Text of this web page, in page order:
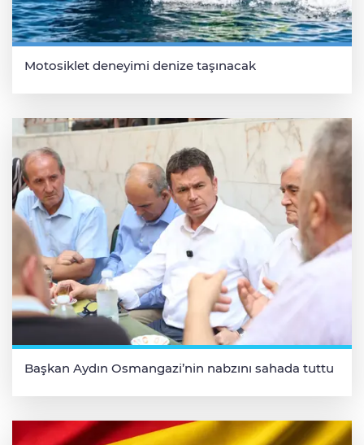
Motosiklet deneyimi denize taşınacak
Başkan Aydın Osmangazi’nin nabzını sahada tuttu